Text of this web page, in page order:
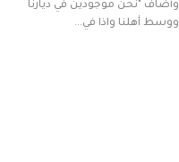
وأضاف "نحن موجودين في ديارنا
ووسط أهلنا واذا في…